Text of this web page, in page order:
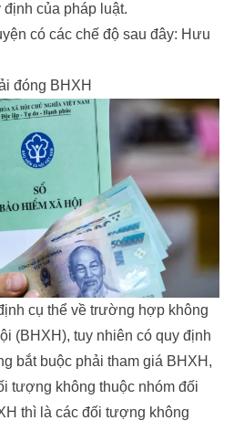
của pháp luật.
có các chế độ sau đây: Hưu
đóng BHXH
cụ thể về trường hợp không
(BHXH), tuy nhiên có quy định
bắt buộc phải tham giá BHXH,
tượng không thuộc nhóm đối
thì là các đối tượng không